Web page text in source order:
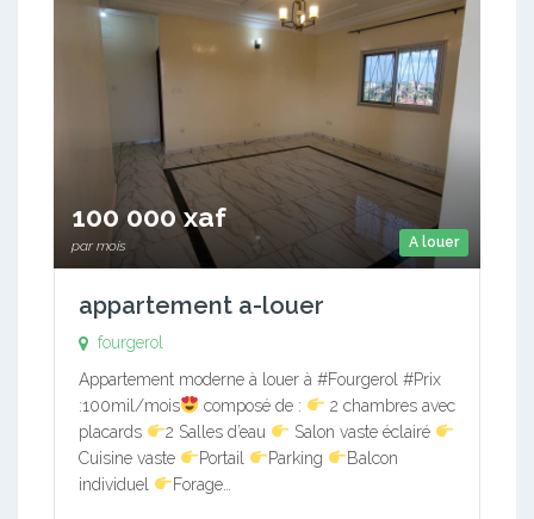
A louer
100 000 xaf
par mois
appartement a-louer
fourgerol
Appartement moderne à louer à #Fourgerol #Prix
:100mil/mois
composé de :
2 chambres avec
placards
2 Salles d’eau
Salon vaste éclairé
Cuisine vaste
Portail Parking
Balcon
individuel
Forage…